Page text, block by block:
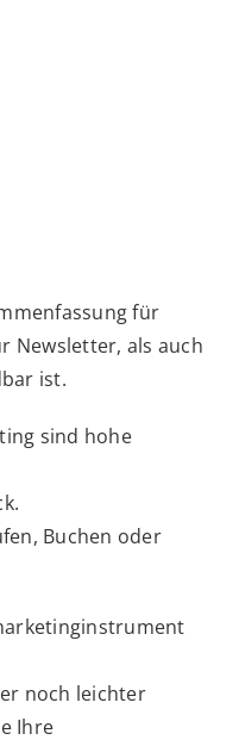
für
Newsletter, als auch
ist.
sind hohe
Buchen oder
noch leichter
Ihre